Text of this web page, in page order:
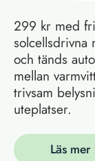
299 kr med
solcellsdrivna
och tänds
mellan
trivsam
uteplatser.
Läs mer